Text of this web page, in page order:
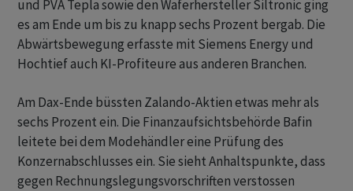
und PVA Tepla sowie den Waferhersteller Siltronic ging
es am Ende um bis zu knapp sechs Prozent bergab. Die
Abwärtsbewegung erfasste mit Siemens Energy und
Hochtief auch KI-Profiteure aus anderen Branchen.
Am Dax-Ende büssten Zalando-Aktien etwas mehr als
sechs Prozent ein. Die Finanzaufsichtsbehörde Bafin
leitete bei dem Modehändler eine Prüfung des
Konzernabschlusses ein. Sie sieht Anhaltspunkte, dass
gegen Rechnungslegungsvorschriften verstossen